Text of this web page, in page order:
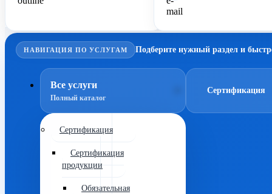
НАВИГАЦИЯ ПО УСЛУГАМ Подберите нужный раздел и
Все услуги
Полный каталог
Сертификация
Сертификация
продукции
Обязательная
Сертификация